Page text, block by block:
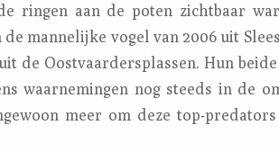
ringen aan de poten zichtbaar
mannelijke vogel van 2006 uit
de Oostvaardersplassen. Hun
waarnemingen nog steeds in de
meer om deze top-